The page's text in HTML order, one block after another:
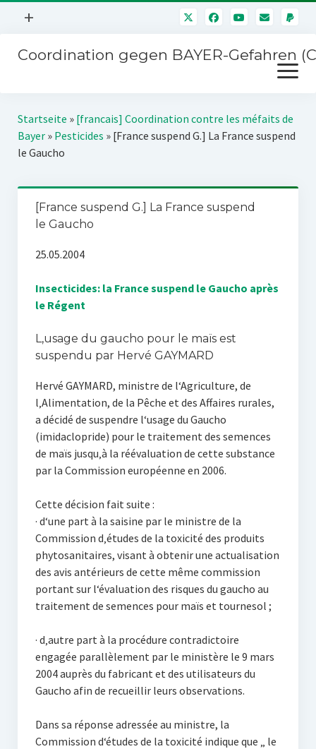
Menü
+
Mitmachen
Über uns
Kontakt
Impressum
Störfälle
Coordination gegen BAYER-Gefahren
Menü
öffnen
Kampagnen
BAYER-Hauptversammlungen
Jahrestagung
Startseite » [francais] Coordination contre les méfaits de
Bayer» Pesticides » [France suspend G.] La France suspend
le Gaucho
[France suspend G.] La France suspend
le Gaucho
25.05.2004
Insecticides: la France suspend le Gaucho après
le Régent
L‚usage du gaucho pour le maïs est
suspendu par Hervé GAYMARD
Hervé GAYMARD, ministre de l‘Agriculture, de
l‚Alimentation, de la Pêche et des Affaires rurales,
a décidé de suspendre l‘usage du Gaucho
(imidaclopride) pour le traitement des semences
de maïs jusqu‚à la réévaluation de cette substance
par la Commission européenne en 2006.
Cette décision fait suite :
· d‘une part à la saisine par le ministre de la
Commission d‚études de la toxicité des produits
phytosanitaires, visant à obtenir une actualisation
des avis antérieurs de cette même commission
portant sur l‘évaluation des risques du gaucho au
traitement de semences pour maïs et tournesol ;
· d‚autre part à la procédure contradictoire
engagée parallèlement par le ministère le 9 mars
2004 auprès du fabricant et des utilisateurs du
Gaucho afin de recueillir leurs observations.
Dans sa réponse adressée au ministre, la
Commission d‘études de la toxicité indique que „ le